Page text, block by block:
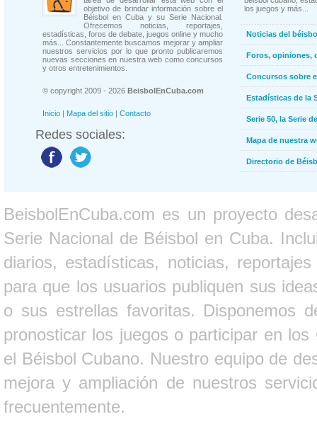
objetivo de brindar información sobre el
Béisbol en Cuba y su Serie Nacional.
Ofrecemos noticias, reportajes,
estadísticas, foros de debate, juegos online y mucho
más... Constantemente buscamos mejorar y ampliar
nuestros servicios por lo que pronto publicaremos
nuevas secciones en nuestra web como concursos
y otros entretenimientos.
© copyright 2009 - 2026 BeisbolEnCuba.com
Inicio | Mapa del sitio | Contacto
Redes sociales:
los juegos y más...
Noticias del
Foros, opiniones,
Concursos sobre
Estadísticas de la
Serie 50, la Serie
Mapa de nuestra
Directorio de
BeisbolEnCuba.com es un proyecto
Serie Nacional de Béisbol en Cuba.
diarios, estadísticas, noticias,
para que los usuarios publiquen sus
o sus estrellas favoritas. Disponemos
pronosticar los juegos o participar en
el Béisbol Cubano. Nuestro equipo de
mejora y ampliación de nuestros
frecuentemente.